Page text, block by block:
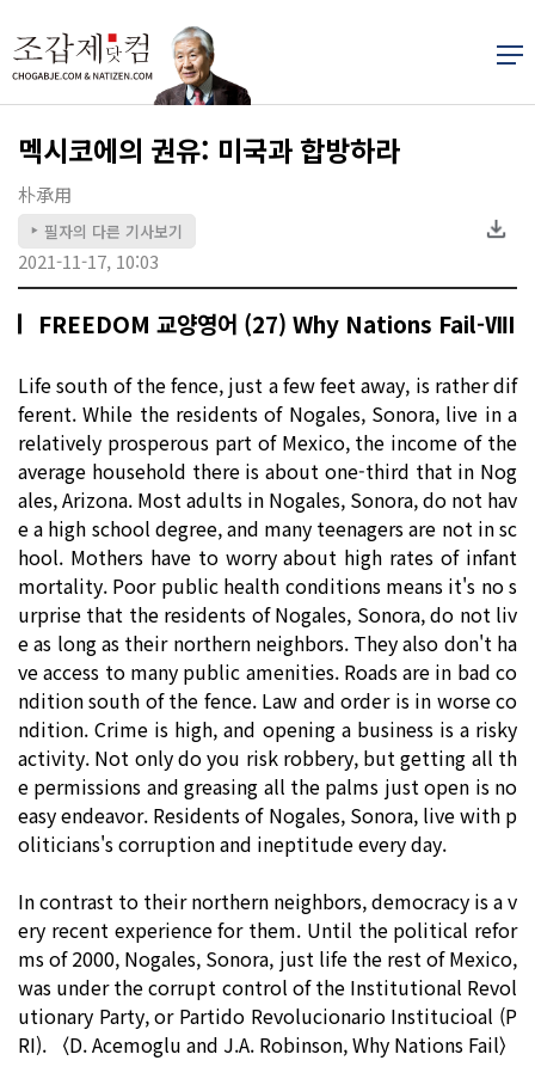
멕시코에의 권유: 미국과 합방하라
朴承用
▶ 필자의 다른 기사보기
2021-11-17, 10:03
FREEDOM 교양영어 (27) Why Nations Fail-ⅦI
Life south of the fence, just a few feet away, is rather dif
ferent. While the residents of Nogales, Sonora, live in a
relatively prosperous part of Mexico, the income of the
average household there is about one-third that in Nog
ales, Arizona. Most adults in Nogales, Sonora, do not hav
e a high school degree, and many teenagers are not in sc
hool. Mothers have to worry about high rates of infant
mortality. Poor public health conditions means it's no s
urprise that the residents of Nogales, Sonora, do not liv
e as long as their northern neighbors. They also don't ha
ve access to many public amenities. Roads are in bad co
ndition south of the fence. Law and order is in worse co
ndition. Crime is high, and opening a business is a risky
activity. Not only do you risk robbery, but getting all th
e permissions and greasing all the palms just open is no
easy endeavor. Residents of Nogales, Sonora, live with p
oliticians's corruption and ineptitude every day.
In contrast to their northern neighbors, democracy is a v
ery recent experience for them. Until the political refor
ms of 2000, Nogales, Sonora, just life the rest of Mexico,
was under the corrupt control of the Institutional Revol
utionary Party, or Partido Revolucionario Institucioal (P
RI). 〈D. Acemoglu and J.A. Robinson, Why Nations Fail〉